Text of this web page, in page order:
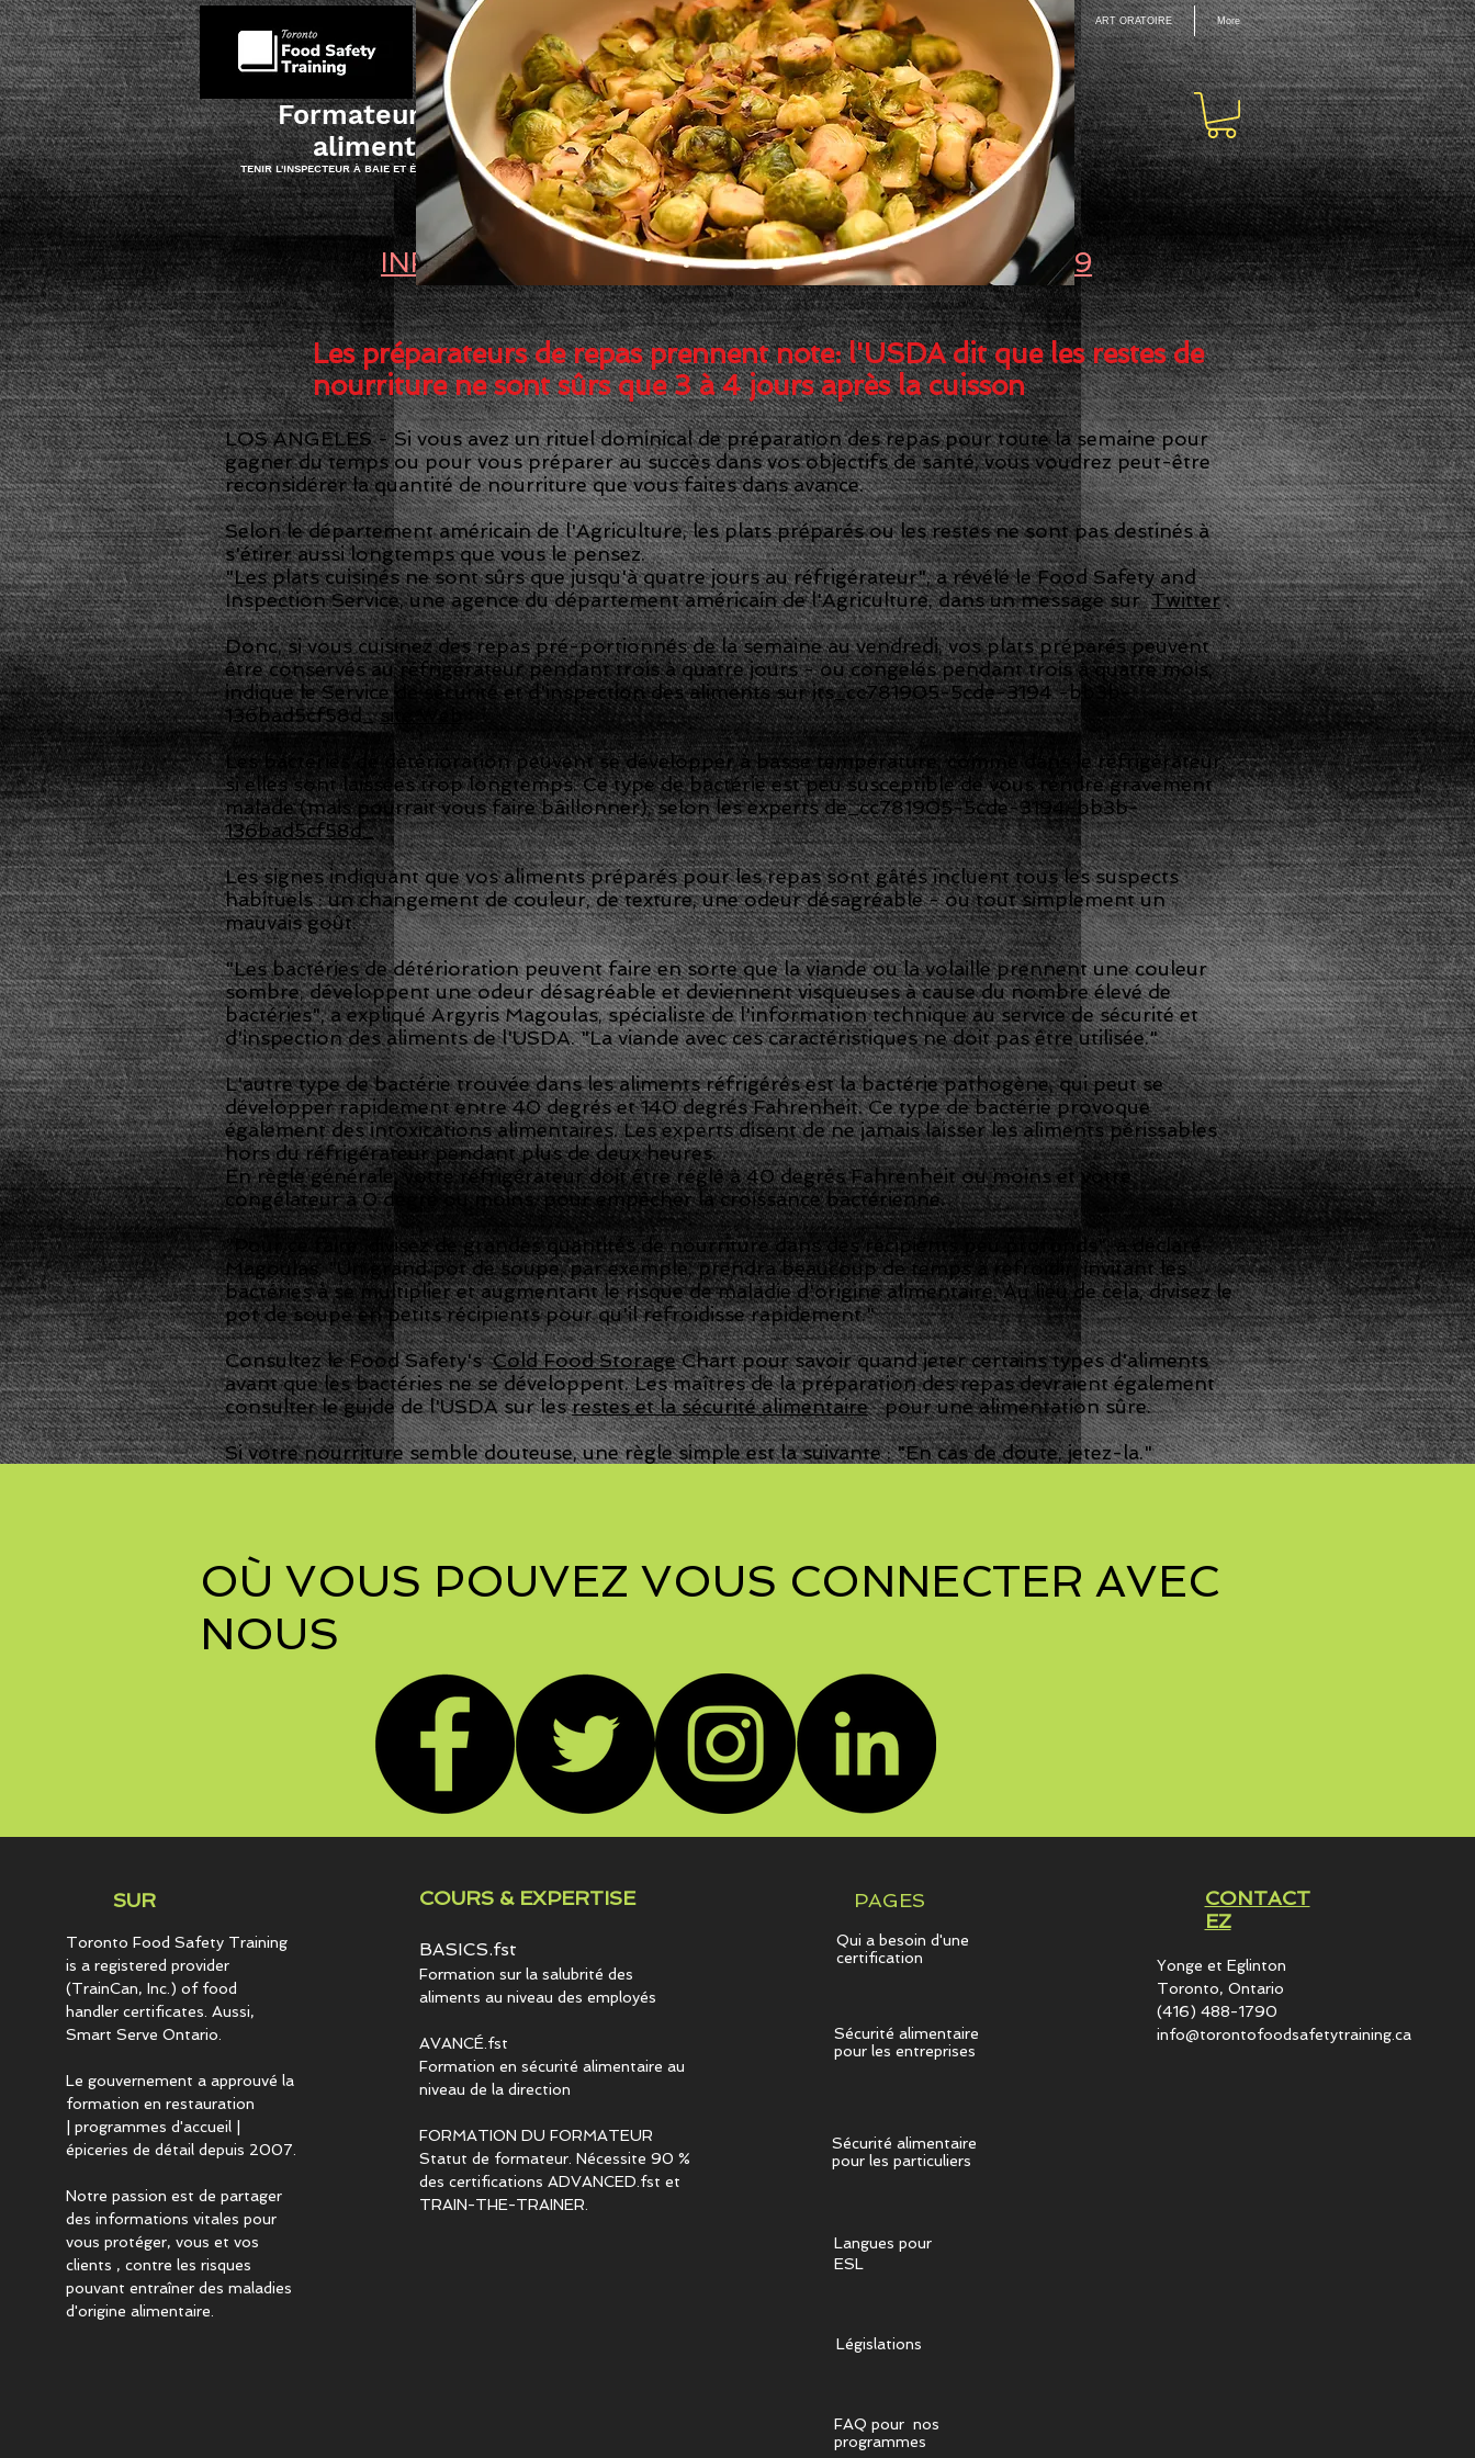
DOMICILE FORMATION SUR LA SÉCURITÉ ALIMENTAIRE LANGUES (ESL) | QUESTIONS D'APPRENTISSAGE ART ORATOIRE More
Formateur n° 1 en sécurité
alimentaire à Toronto
TENIR L'INSPECTEUR À BAIE ET ÉLOIGNER LES MALADIES D'ORIGINE ALIMENTAIRE
INFORMATIONS IMPORTANTES SUR LE COVID-19
Les préparateurs de repas prennent note: l'USDA dit que les restes de
nourriture ne sont sûrs que 3 à 4 jours après la cuisson
LOS ANGELES - Si vous avez un rituel dominical de préparation des repas pour toute la semaine pour
gagner du temps ou pour vous préparer au succès dans vos objectifs de santé, vous voudrez peut-être
reconsidérer la quantité de nourriture que vous faites dans avance.
Selon le département américain de l'Agriculture, les plats préparés ou les restes ne sont pas destinés à
s'étirer aussi longtemps que vous le pensez.
"Les plats cuisinés ne sont sûrs que jusqu'à quatre jours au réfrigérateur", a révélé le Food Safety and
Inspection Service, une agence du département américain de l'Agriculture, dans un message surTwitter.
Donc, si vous cuisinez des repas pré-portionnés de la semaine au vendredi, vos plats préparés peuvent
être conservés au réfrigérateur pendant trois à quatre jours - ou congelés pendant trois à quatre mois,
indique le Service de sécurité et d'inspection des aliments sur its_cc781905-5cde-3194 -bb3b-
136bad5cf58d_site Web
Les bactéries de détérioration peuvent se développer à basse température, comme dans le réfrigérateur,
si elles sont laissées trop longtemps. Ce type de bactérie est peu susceptible de vous rendre gravement
malade (mais pourrait vous faire bâillonner), selon les experts de_cc781905-5cde-3194-bb3b-
136bad5cf58d_.
Les signes indiquant que vos aliments préparés pour les repas sont gâtés incluent tous les suspects
habituels : un changement de couleur, de texture, une odeur désagréable - ou tout simplement un
mauvais goût.
"Les bactéries de détérioration peuvent faire en sorte que la viande ou la volaille prennent une couleur
sombre, développent une odeur désagréable et deviennent visqueuses à cause du nombre élevé de
bactéries", a expliqué Argyris Magoulas, spécialiste de l'information technique au service de sécurité et
d'inspection des aliments de l'USDA. "La viande avec ces caractéristiques ne doit pas être utilisée."
L'autre type de bactérie trouvée dans les aliments réfrigérés est la bactérie pathogène, qui peut se
développer rapidement entre 40 degrés et 140 degrés Fahrenheit. Ce type de bactérie provoque
également des intoxications alimentaires. Les experts disent de ne jamais laisser les aliments périssables
hors du réfrigérateur pendant plus de deux heures.
En règle générale, votre réfrigérateur doit être réglé à 40 degrés Fahrenheit ou moins et votre
congélateur à 0 degré ou moins. pour empêcher la croissance bactérienne.
"Pour ce faire, divisez de grandes quantités de nourriture dans des récipients peu profonds", a déclaré
Magoulas. "Un grand pot de soupe, par exemple, prendra beaucoup de temps à refroidir, invitant les
bactéries à se multiplier et augmentant le risque de maladie d'origine alimentaire. Au lieu de cela, divisez le
pot de soupe en petits récipients pour qu'il refroidisse rapidement."
Consultez le Food Safety'sCold Food StorageChart pour savoir quand jeter certains types d'aliments
avant que les bactéries ne se développent. Les maîtres de la préparation des repas devraient également
consulter le guide de l'USDA sur lesrestes et la sécurité alimentairepour une alimentation sûre.
Si votre nourriture semble douteuse, une règle simple est la suivante : "En cas de doute, jetez-la."
OÙ VOUS POUVEZ VOUS CONNECTER AVEC
NOUS
SUR
Toronto Food Safety Training
is a registered provider
(TrainCan, Inc.) of food
handler certificates. Aussi,
Smart Serve Ontario.
Le gouvernement a approuvé la
formation en restauration
| programmes d'accueil |
épiceries de détail depuis 2007.
Notre passion est de partager
des informations vitales pour
vous protéger, vous et vos
clients , contre les risques
pouvant entraîner des maladies
d'origine alimentaire.
COURS & EXPERTISE
BASICS.fst
Formation sur la salubrité des
aliments au niveau des employés
AVANCÉ.fst
Formation en sécurité alimentaire au
niveau de la direction
FORMATION DU FORMATEUR
Statut de formateur. Nécessite 90 %
des certifications ADVANCED.fst et
TRAIN-THE-TRAINER.
PAGES
Qui a besoin d'une
certification
Sécurité alimentaire
pour les entreprises
Sécurité alimentaire
pour les particuliers
Langues pour
ESL
Législations
FAQ pour nos
programmes
CONTACT
EZ
Yonge et Eglinton​
Toronto, Ontario
(416) 488-1790
info@torontofoodsafetytraining.ca